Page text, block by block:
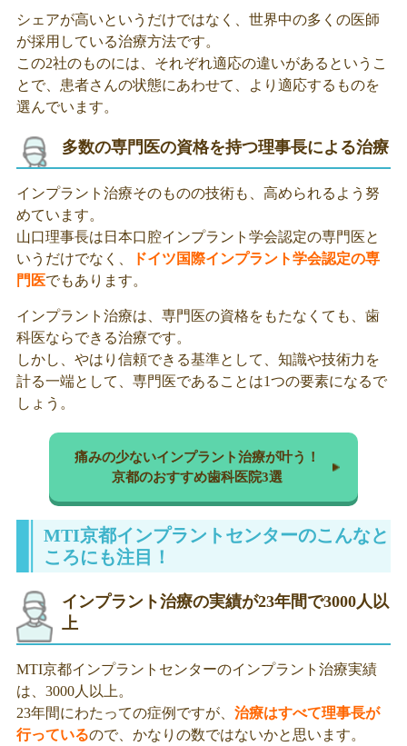
シェアが高いというだけではなく、世界中の多くの医師
が採用している治療方法です。
この2社のものには、それぞれ適応の違いがあるというこ
とで、患者さんの状態にあわせて、より適応するものを
選んでいます。
多数の専門医の資格を持つ理事長による治療
インプラント治療そのものの技術も、高められるよう努
めています。
山口理事長は日本口腔インプラント学会認定の専門医と
いうだけでなく、
ドイツ国際インプラント学会認定の専
門医でもあります。
インプラント治療は、専門医の資格をもたなくても、歯
科医ならできる治療です。
しかし、やはり信頼できる基準として、知識や技術力を
計る一端として、専門医であることは1つの要素になるで
しょう。
痛みの少ないインプラント治療が叶う！
京都のおすすめ歯科医院3選
MTI京都インプラントセンターのこんなと
ころにも注目！
インプラント治療の実績が23年間で3000人以
上
MTI京都インプラントセンターのインプラント治療実績
は、3000人以上。
23年間にわたっての症例ですが、 治療はすべて理事長が
行っているので、かなりの数ではないかと思います。